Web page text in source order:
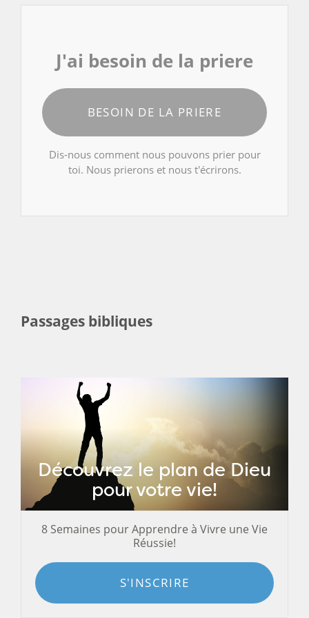
J'ai besoin de la priere
BESOIN DE LA PRIERE
Dis-nous comment nous pouvons prier pour
toi. Nous prierons et nous t'écrirons.
Passages bibliques
Découvrez le plan de Dieu
pour votre vie!
8 Semaines pour Apprendre à Vivre une Vie
Réussie!
S'INSCRIRE